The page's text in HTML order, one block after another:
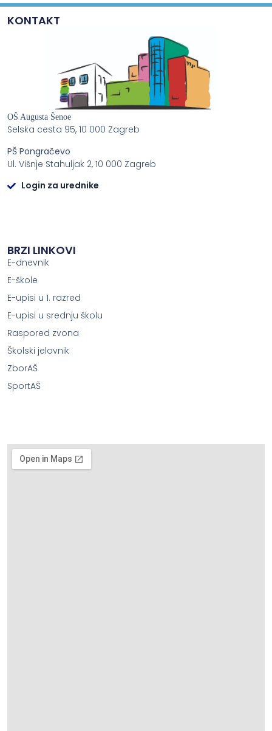
KONTAKT
OŠ Augusta Šenoe
Selska cesta 95, 10 000 Zagreb
PŠ Pongračevo
Ul. Višnje Stahuljak 2, 10 000 Zagreb
Login za urednike
BRZI LINKOVI
E-dnevnik
E-škole
E-upisi u 1. razred
E-upisi u srednju školu
Raspored zvona
Školski jelovnik
ZborAŠ
SportAŠ